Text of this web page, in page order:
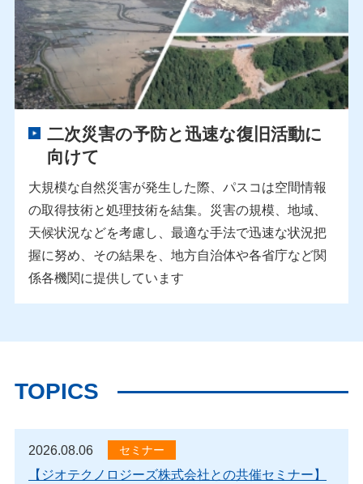
二次災害の予防と迅速な復旧活動に
向けて
大規模な自然災害が発生した際、パスコは空間情報
の取得技術と処理技術を結集。災害の規模、地域、
天候状況などを考慮し、最適な手法で迅速な状況把
握に努め、その結果を、地方自治体や各省庁など関
係各機関に提供しています
TOPICS
2026.08.06
【ジオテクノロジーズ株式会社との共催セミナー】